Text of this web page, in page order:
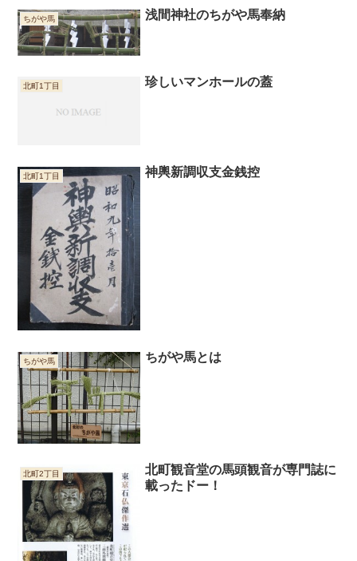
ちがや馬 浅間神社のちがや馬奉納
北町1丁目 珍しいマンホールの蓋
北町1丁目 神輿新調収支金銭控
ちがや馬 ちがや馬とは
北町2丁目
北町観音堂の馬頭観音が専門誌に
載ったドー！